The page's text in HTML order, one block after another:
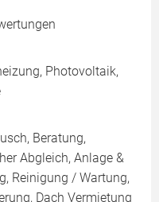
Photovoltaik,
Beratung,
Abgleich, Anlage &
Reinigung / Wartung,
Dach Vermietung